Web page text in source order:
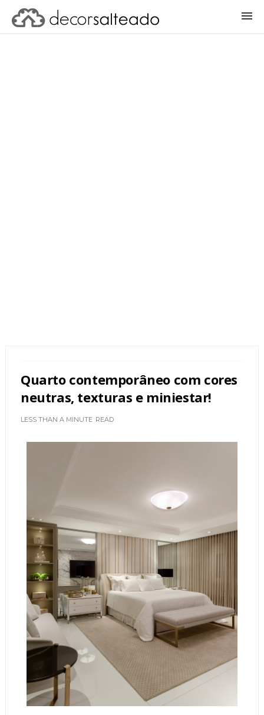
Quarto contemporâneo com cores
neutras, texturas e miniestar!
LESS THAN A MINUTE READ